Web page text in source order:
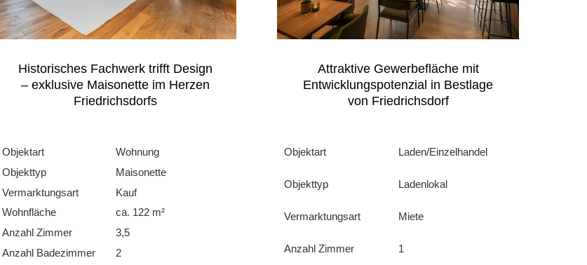
Historisches Fachwerk trifft Design
– exklusive Maisonette im Herzen
Friedrichsdorfs
Objektart
Wohnung
Objekttyp
Maisonette
Vermarktungsart
Kauf
Wohnfläche
ca. 122 m²
Anzahl Zimmer
3,5
Anzahl Badezimmer
2
Attraktive Gewerbefläche mit
Entwicklungspotenzial in Bestlage
von Friedrichsdorf
Objektart Laden/Einzelhandel
Objekttyp Ladenlokal
Vermarktungsart Miete
Anzahl Zimmer 1